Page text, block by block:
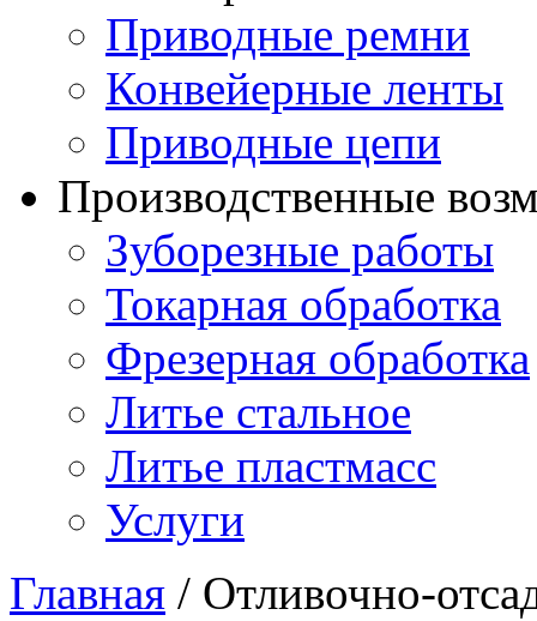
Приводные ремни
Конвейерные ленты
Приводные цепи
Производственные
Зуборезные работы
Токарная обработка
Фрезерная обработка
Литье стальное
Литье пластмасс
Услуги
Главная / Отливочно-